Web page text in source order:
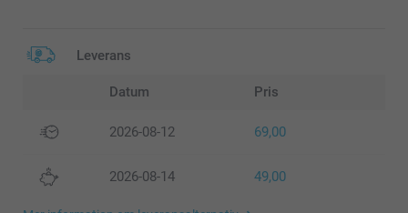
Leverans
Datum Pris
2026-08-12 69,00
2026-08-14 49,00